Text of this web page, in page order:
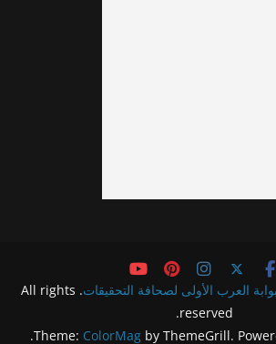
بوابة العرب الأولى لصحافة التحقيقات . All rights
reserved.
Theme: ColorMag by ThemeGrill.
.